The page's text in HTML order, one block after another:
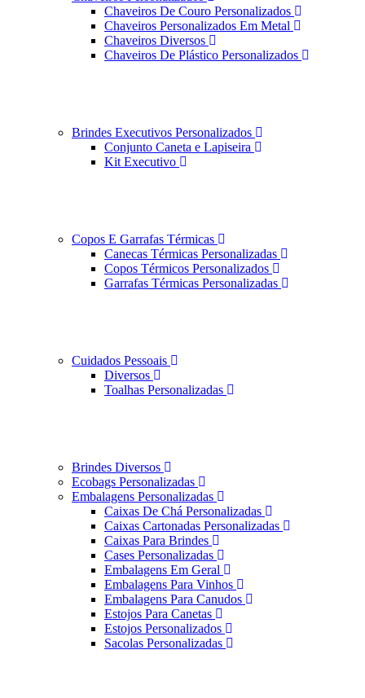
Chaveiros De Couro Personalizados
Chaveiros Personalizados Em Metal
Chaveiros Diversos
Chaveiros De Plástico Personalizados
Brindes Executivos Personalizados
Conjunto Caneta e Lapiseira
Kit Executivo
Copos E Garrafas Térmicas
Canecas Térmicas Personalizadas
Copos Térmicos Personalizados
Garrafas Térmicas Personalizadas
Cuidados Pessoais
Diversos
Toalhas Personalizadas
Brindes Diversos
Ecobags Personalizadas
Embalagens Personalizadas
Caixas De Chá Personalizadas
Caixas Cartonadas Personalizadas
Caixas Para Brindes
Cases Personalizadas
Embalagens Em Geral
Embalagens Para Vinhos
Embalagens Para Canudos
Estojos Para Canetas
Estojos Personalizados
Sacolas Personalizadas